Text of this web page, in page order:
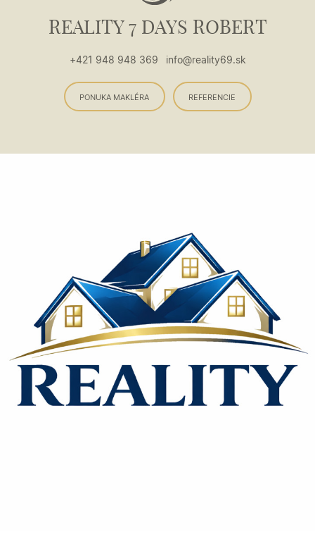
REALITY 7 DAYS ROBERT
+421 948 948 369 info@reality69.sk
PONUKA MAKLÉRA REFERENCIE